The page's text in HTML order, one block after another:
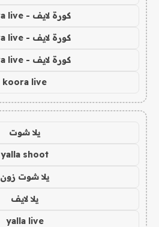
كورة لايف - koora live
كورة لايف - koora live
كورة لايف - koora live
koora live
يلا شوت
yalla shoot
يلا شوت زون
يلا لايف
yalla live